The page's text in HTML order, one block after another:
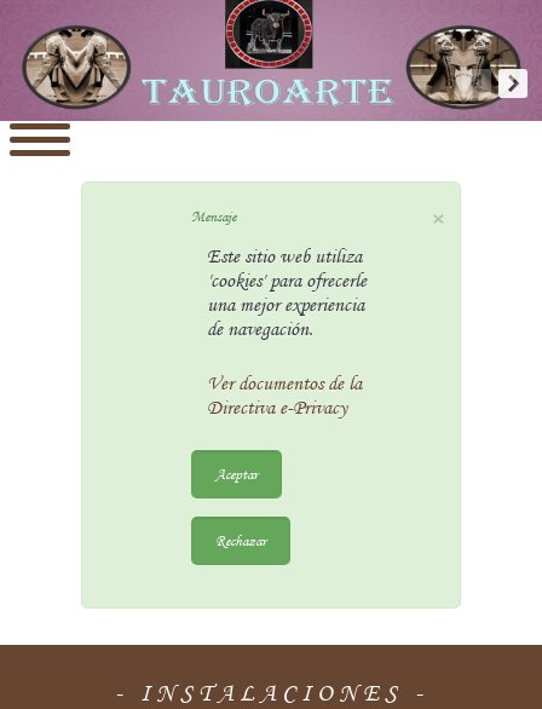
×
Mensaje
Este sitio web utiliza
'cookies' para ofrecerle
una mejor experiencia
de navegación.
Ver documentos de la
Directiva e-Privacy
Aceptar
Rechazar
- INSTALACIONES -